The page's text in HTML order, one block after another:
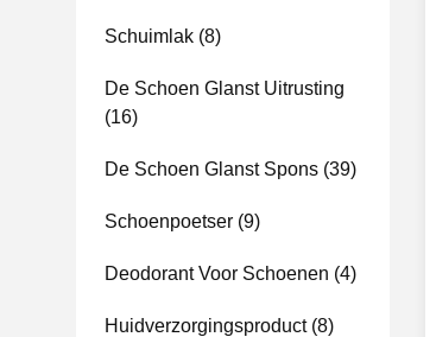
Schuimlak (8)
De Schoen Glanst Uitrusting
(16)
De Schoen Glanst Spons (39)
Schoenpoetser (9)
Deodorant Voor Schoenen (4)
Huidverzorgingsproduct(8)